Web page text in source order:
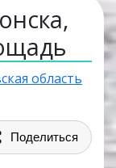
область
Поделиться